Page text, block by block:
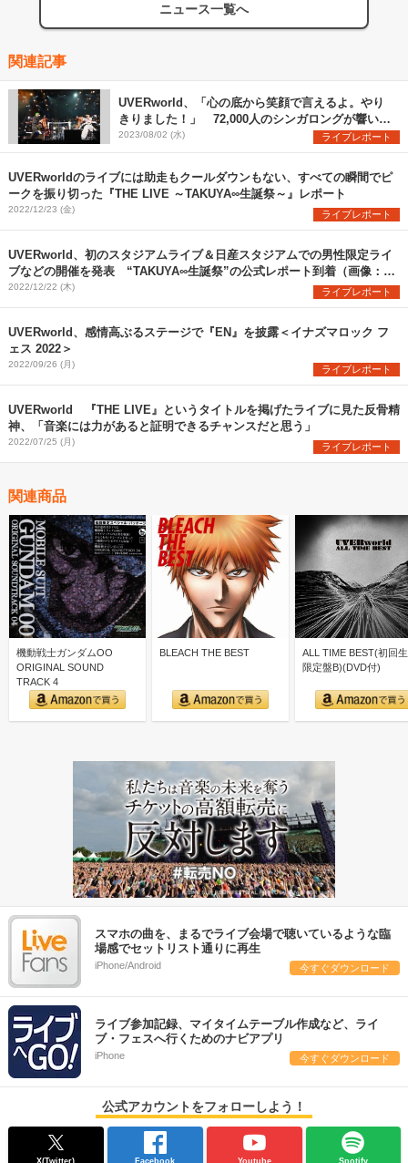
ニュース一覧へ
関連記事
UVERworld、「心の底から笑顔で言えるよ。やり
きりました！」 72,000人のシンガロングが響いた
日産スタジアム初日公演をレポート
2023/08/02 (水) ライブレポート
UVERworldのライブには助走もクールダウンもない、すべての瞬間でピ
ークを振り切った『THE LIVE ～TAKUYA∞生誕祭～』レポート
2022/12/23 (金) ライブレポート
UVERworld、初のスタジアムライブ＆日産スタジアムでの男性限定ライ
ブなどの開催を発表 “TAKUYA∞生誕祭”の公式レポート到着（画像：全
13枚）
2022/12/22 (木) ライブレポート
UVERworld、感情高ぶるステージで『EN』を披露＜イナズマロック フ
ェス 2022＞
2022/09/26 (月) ライブレポート
UVERworld 『THE LIVE』というタイトルを掲げたライブに見た反骨精
神、「音楽には力があると証明できるチャンスだと思う」
2022/07/25 (月) ライブレポート
関連商品
機動戦士ガンダムOO
ORIGINAL SOUND
TRACK 4
BLEACH THE BEST
ALL TIME BEST(初回
限定盤B)(DVD付)
スマホの曲を、まるでライブ会場で聴いているような臨
場感でセットリスト通りに再生
iPhone/Android 今すぐダウンロード
ライブ参加記録、マイタイムテーブル作成など、ライ
ブ・フェスへ行くためのナビアプリ
iPhone 今すぐダウンロード
公式アカウントをフォローしよう！